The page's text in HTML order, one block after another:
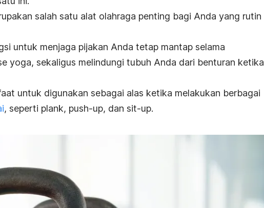
salah satu alat olahraga penting bagi Anda yang rutin
untuk menjaga pijakan Anda tetap mantap selama
yoga, sekaligus melindungi tubuh Anda dari benturan ketika
untuk digunakan sebagai alas ketika melakukan berbagai
, seperti plank, push-up, dan sit-up.